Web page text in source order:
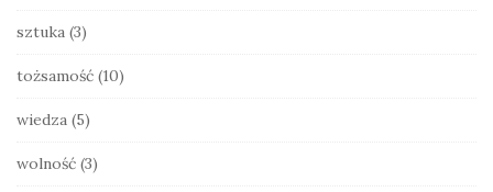
sztuka (3)
tożsamość (10)
wiedza (5)
wolność (3)